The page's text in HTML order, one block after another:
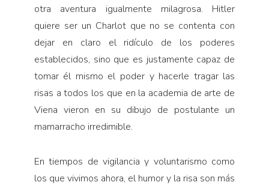
otra aventura igualmente milagrosa. Hitler
quiere ser un Charlot que no se contenta con
dejar en claro el ridículo de los poderes
establecidos, sino que es justamente capaz de
tomar él mismo el poder y hacerle tragar las
risas a todos los que en la academia de arte de
Viena vieron en su dibujo de postulante un
mamarracho irredimible.
En tiempos de vigilancia y voluntarismo como
los que vivimos ahora, el humor y la risa son más